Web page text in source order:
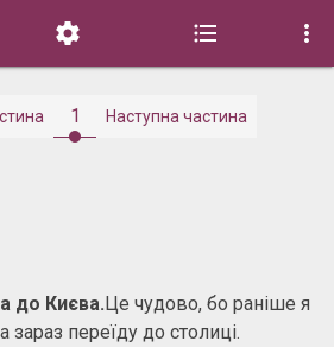
  
1 Наступна частина
до Києва.Це чудово, бо раніше я
зараз переїду до столиці.